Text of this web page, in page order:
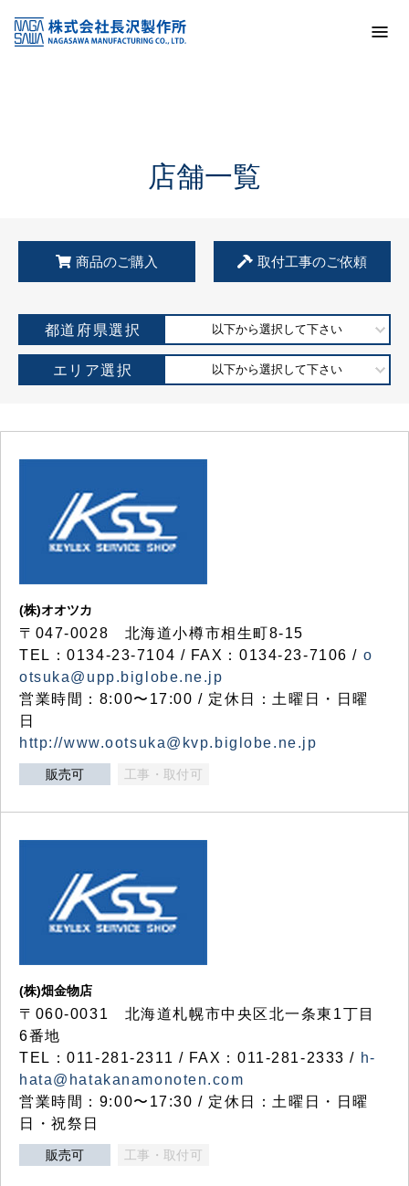
KSS加盟店・取扱店情報
店舗一覧
店舗一覧
商品のご購入 取付工事のご依頼
都道府県選択 以下から選択して下さい
エリア選択 以下から選択して下さい
(株)オオツカ
〒047-0028 北海道小樽市相生町8-15
TEL：0134-23-7104 / FAX：0134-23-7106 / o
otsuka@upp.biglobe.ne.jp
営業時間：8:00〜17:00 / 定休日：土曜日・日曜
日
http://www.ootsuka@kvp.biglobe.ne.jp
販売可 工事・取付可
(株)畑金物店
〒060-0031 北海道札幌市中央区北一条東1丁目
6番地
TEL：011-281-2311 / FAX：011-281-2333 / h-
hata@hatakanamonoten.com
営業時間：9:00〜17:30 / 定休日：土曜日・日曜
日・祝祭日
販売可 工事・取付可